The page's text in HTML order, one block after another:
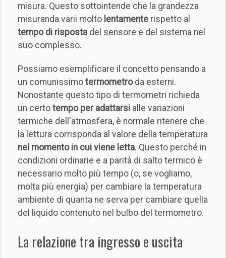
misura. Questo sottointende che la grandezza
misuranda varii molto lentamente rispetto al
tempo di risposta del sensore e del sistema nel
suo complesso.
Possiamo esemplificare il concetto pensando a
un comunissimo termometro da esterni.
Nonostante questo tipo di termometri richieda
un certo tempo per adattarsi alle variazioni
termiche dell'atmosfera, è normale ritenere che
la lettura corrisponda al valore della temperatura
nel momento in cui viene letta. Questo perché in
condizioni ordinarie e a parità di salto termico è
necessario molto più tempo (o, se vogliamo,
molta più energia) per cambiare la temperatura
ambiente di quanta ne serva per cambiare quella
del liquido contenuto nel bulbo del termometro.
La relazione tra ingresso e uscita